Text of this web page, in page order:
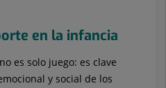
en la infancia
es solo juego: es clave
y social de los